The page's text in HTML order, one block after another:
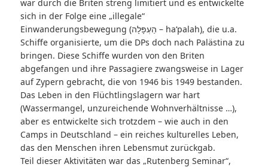
war durch die Briten streng limitiert und es entwickelte
sich in der Folge eine „illegale“
Einwanderungsbewegung (הַעְפָּלָה – ha‘palah), die u.a.
Schiffe organisierte, um die DPs doch nach Palästina zu
bringen. Diese Schiffe wurden von den Briten
abgefangen und ihre Passagiere zwangsweise in Lager
auf Zypern gebracht, die von 1946 bis 1949 bestanden.
Das Leben in den Flüchtlingslagern war hart
(Wassermangel, unzureichende Wohnverhältnisse …),
aber es entwickelte sich trotzdem – wie auch in den
Camps in Deutschland – ein reiches kulturelles Leben,
das den Menschen ihren Lebensmut zurückgab.
Teil dieser Aktivitäten war das „Rutenberg Seminar“,